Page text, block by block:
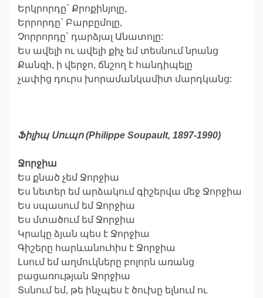
Երկրորդը` Քրոքինյոլը,
Երրորդը` Բարբըմոլը,
Չորրորդը` դարձյալ Անատոլը:
Ես ավելի ու ավելի քիչ եմ տեսնում նրանց
Քանզի, ի վերջո, ճնշող է հանդիպելը
չափից դուրս խորամանկամիտ մարդկանց:
Ֆիլիպ Սուպո (Philippe Soupault, 1897-1990)
Ջորջիա
Ես քնած չեմ Ջորջիա
Ես նետեր եմ արձակում գիշերվա մեջ Ջորջիա
Ես սպասում եմ Ջորջիա
Ես մտածում եմ Ջորջիա
Կրակը ձյան պես է Ջորջիա
Գիշերը հարևանուհիս է Ջորջիա
Լսում եմ աղմուկները բոլորն առանց
բացառության Ջորջիա
Տսնում եմ, թե ինչպես է ծուխը ելնում ու